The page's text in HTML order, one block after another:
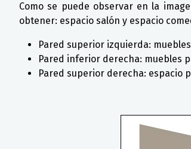
Como se puede observar en la
obtener: espacio salón y espacio
Pared superior izquierda:
Pared inferior derecha: muebles
Pared superior derecha: espacio